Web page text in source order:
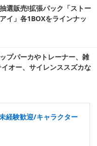
選販売!拡張パック「ストー
イ」各1BOXをラインナッ
プパーカやトレーナー、雑
オー、サイレンススズカな
経験歓迎/キャラクター